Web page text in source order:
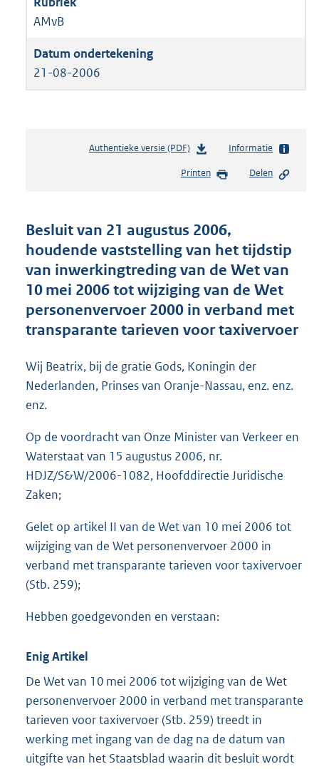
AMvB
21-08-2006
Authentieke versie (PDF)b
s
n
d
s
g
o
o
t
:
1
b
Informatie
Printen Delen
Besluit van 21 augustus 2006,
houdende vaststelling van het tijdstip
van inwerkingtreding van de Wet van
10 mei 2006 tot wijziging van de Wet
personenvervoer 2000 in verband met
transparante tarieven voor taxivervoer
Wij Beatrix, bij de gratie Gods, Koningin der
Nederlanden, Prinses van Oranje-Nassau, enz. enz.
enz.
Op de voordracht van Onze Minister van Verkeer en
Waterstaat van 15 augustus 2006, nr.
HDJZ/S&W/2006-1082, Hoofddirectie Juridische
Zaken;
Gelet op artikel II van de Wet van 10 mei 2006 tot
wijziging van de Wet personenvervoer 2000 in
verband met transparante tarieven voor taxivervoer
(Stb. 259);
Hebben goedgevonden en verstaan:
Enig Artikel
De Wet van 10 mei 2006 tot wijziging van de Wet
personenvervoer 2000 in verband met transparante
tarieven voor taxivervoer (Stb. 259) treedt in
werking met ingang van de dag na de datum van
uitgifte van het Staatsblad waarin dit besluit wordt